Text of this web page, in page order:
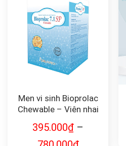
Men vi sinh Bioprolac
Chewable – Viên nhai
vệ sức khỏe
395.000₫ –